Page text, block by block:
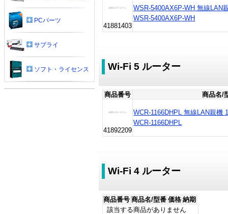
41881403
WSR-5400AX6P-WH 無線LAN
WSR-5400AX6P-WH
Wi-Fi 5 ルーター
商品番号 商品名/
41892209
WCR-1166DHPL 無線LAN親機
WCR-1166DHPL
Wi-Fi 4 ルーター
商品番号 商品名/型番 価格 納期
該当する商品がありません
PCパーツ
サプライ
ソフト・ライセンス